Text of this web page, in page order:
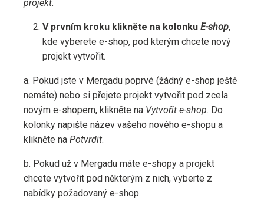
projekt.
V prvním kroku klikněte na kolonku E-shop,
kde vyberete e-shop, pod kterým chcete nový
projekt vytvořit.
a. Pokud jste v Mergadu poprvé (žádný e-shop ještě
nemáte) nebo si přejete projekt vytvořit pod zcela
novým e-shopem, klikněte na Vytvořit e-shop. Do
kolonky napište název vašeho nového e-shopu a
klikněte na Potvrdit.
b. Pokud už v Mergadu máte e-shopy a projekt
chcete vytvořit pod některým z nich, vyberte z
nabídky požadovaný e-shop.